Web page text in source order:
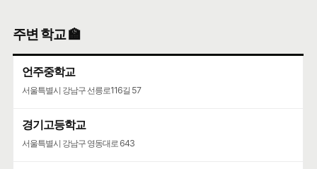
주변 학교 🏫
언주중학교
서울특별시 강남구 선릉로116길 57
경기고등학교
서울특별시 강남구 영동대로 643